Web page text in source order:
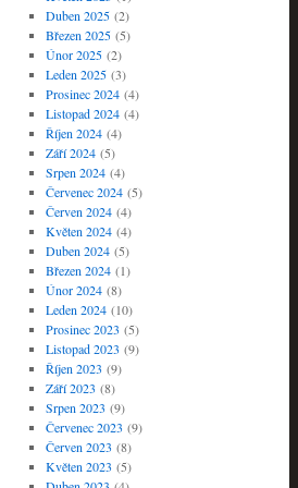
Duben 2025(2)
Březen 2025(5)
Únor 2025(2)
Leden 2025(3)
Prosinec 2024(4)
Listopad 2024(4)
Říjen 2024(4)
Září 2024(5)
Srpen 2024(4)
Červenec 2024(5)
Červen 2024(4)
Květen 2024(4)
Duben 2024(5)
Březen 2024(1)
Únor 2024(8)
Leden 2024(10)
Prosinec 2023 (5)
Listopad 2023 (9)
Říjen 2023 (9)
Září 2023 (8)
Srpen 2023 (9)
Červenec 2023 (9)
Červen 2023 (8)
Květen 2023 (5)